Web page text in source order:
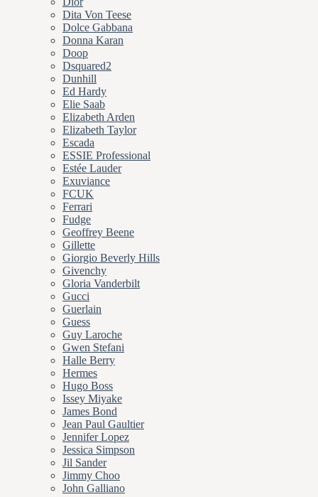
Dita Von Teese
Dolce Gabbana
Donna Karan
Doop
Dsquared2
Dunhill
Ed Hardy
Elie Saab
Elizabeth Arden
Elizabeth Taylor
Escada
ESSIE Professional
Estée Lauder
Exuviance
FCUK
Ferrari
Fudge
Geoffrey Beene
Gillette
Giorgio Beverly Hills
Givenchy
Gloria Vanderbilt
Gucci
Guerlain
Guess
Guy Laroche
Gwen Stefani
Halle Berry
Hermes
Hugo Boss
Issey Miyake
James Bond
Jean Paul Gaultier
Jennifer Lopez
Jessica Simpson
Jil Sander
Jimmy Choo
John Galliano